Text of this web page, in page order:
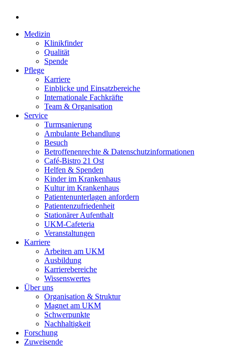
Medizin
Klinikfinder
Qualität
Spende
Pflege
Karriere
Einblicke und Einsatzbereiche
Internationale Fachkräfte
Team & Organisation
Service
Turmsanierung
Ambulante Behandlung
Besuch
Betroffenenrechte & Datenschutzinformationen
Café-Bistro 21 Ost
Helfen & Spenden
Kinder im Krankenhaus
Kultur im Krankenhaus
Patientenunterlagen anfordern
Patientenzufriedenheit
Stationärer Aufenthalt
UKM-Cafeteria
Veranstaltungen
Karriere
Arbeiten am UKM
Ausbildung
Karrierebereiche
Wissenswertes
Über uns
Organisation & Struktur
Magnet am UKM
Schwerpunkte
Nachhaltigkeit
Forschung
Zuweisende